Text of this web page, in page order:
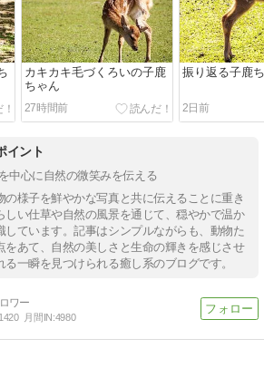
カキカキ毛づくろいの子鹿
ちゃん
27時間前
振り返る子鹿
2日前
イント
中心に自然の微笑みを伝える
様子を鮮やかな写真と共に伝えることに重き
しい仕草や自然の風景を通じて、穏やかで温か
しています。記事はシンプルながらも、動物た
をあて、自然の美しさと生命の輝きを感じさせ
一瞬を見つけられる癒し系のブログです。
1420 月間IN:4980